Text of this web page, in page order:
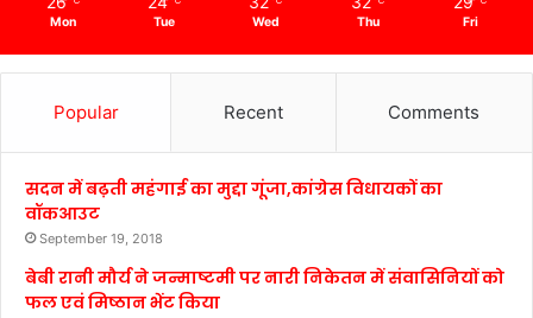
Mon Tue Wed Thu Fri
Popular Recent Comments
सदन में बढ़ती महंगाई का मुद्दा गूंजा,कांग्रेस विधायकों का
वॉकआउट
September 19, 2018
बेबी रानी मौर्य ने जन्माष्टमी पर नारी निकेतन में संवासिनियों को
फल एवं मिष्ठान भेंट किया